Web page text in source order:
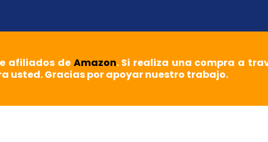
afiliados de Amazon. Si realiza una compra a
usted. Gracias por apoyar nuestro trabajo.